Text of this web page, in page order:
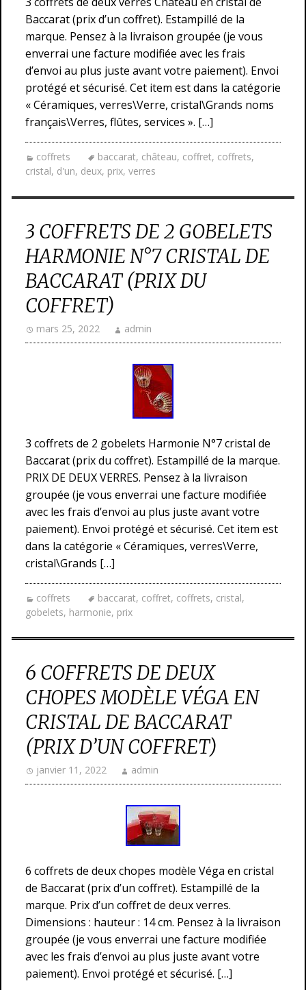
Baccarat (prix d’un coffret). Estampillé de la
marque. Pensez à la livraison groupée (je vous
enverrai une facture modifiée avec les frais
d’envoi au plus juste avant votre paiement). Envoi
protégé et sécurisé. Cet item est dans la catégorie
« Céramiques, verres\Verre, cristal\Grands noms
français\Verres, flûtes, services ». […]
coffrets baccarat, château, coffret, coffrets,
cristal, d'un, deux, prix, verres
3 COFFRETS DE 2 GOBELETS
HARMONIE N°7 CRISTAL DE
BACCARAT (PRIX DU
COFFRET)
mars 25, 2022 admin
3 coffrets de 2 gobelets Harmonie N°7 cristal de
Baccarat (prix du coffret). Estampillé de la marque.
PRIX DE DEUX VERRES. Pensez à la livraison
groupée (je vous enverrai une facture modifiée
avec les frais d’envoi au plus juste avant votre
paiement). Envoi protégé et sécurisé. Cet item est
dans la catégorie « Céramiques, verres\Verre,
cristal\Grands […]
coffrets baccarat, coffret, coffrets, cristal,
gobelets, harmonie, prix
6 COFFRETS DE DEUX
CHOPES MODÈLE VÉGA EN
CRISTAL DE BACCARAT
(PRIX D’UN COFFRET)
janvier 11, 2022 admin
6 coffrets de deux chopes modèle Véga en cristal
de Baccarat (prix d’un coffret). Estampillé de la
marque. Prix d’un coffret de deux verres.
Dimensions : hauteur : 14 cm. Pensez à la livraison
groupée (je vous enverrai une facture modifiée
avec les frais d’envoi au plus juste avant votre
paiement). Envoi protégé et sécurisé. […]